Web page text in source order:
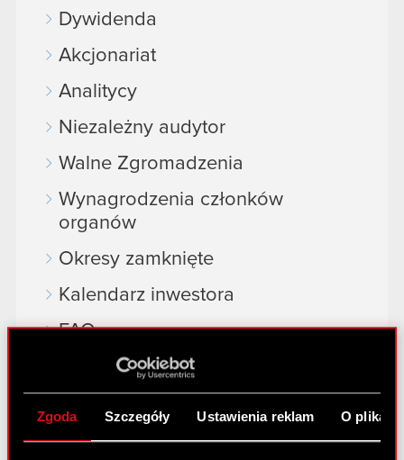
Zgoda Szczegóły Ustawienia reklam O
Dywidenda
Akcjonariat
Analitycy
Niezależny audytor
Walne Zgromadzenia
Wynagrodzenia członków
organów
Okresy zamknięte
Kalendarz inwestora
FAQ
Przydatne linki